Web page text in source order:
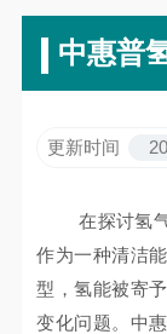
中惠普
更新时间
在探讨氢气
作为一种清洁
型，氢能被寄
变化问题。中